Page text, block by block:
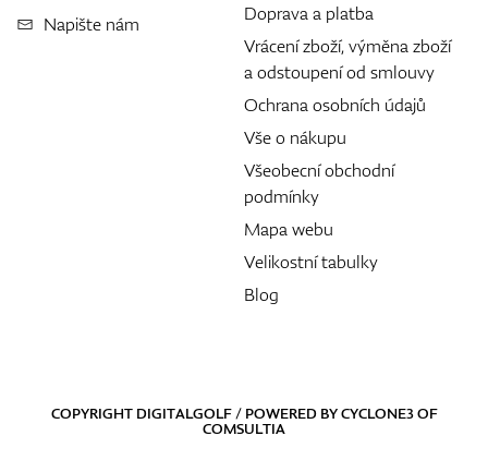
Napište nám
Doprava a platba
Vrácení zboží, výměna zboží
a odstoupení od smlouvy
Ochrana osobních údajů
Vše o nákupu
Všeobecní obchodní
podmínky
Mapa webu
Velikostní tabulky
Blog
COPYRIGHT DIGITALGOLF / POWERED BYCYCLONE3OF
COMSULTIA